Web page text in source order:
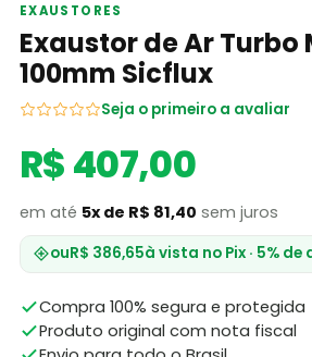
EXAUSTORES
Exaustor de Ar Turbo
100mm Sicflux
Seja o primeiro a avaliar
R$ 407,00
em até 5x de R$ 81,40 sem juros
ouR$ 386,65à vista no Pix · 5%
Compra 100% segura e protegida
Produto original com nota fiscal